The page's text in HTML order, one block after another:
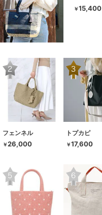
￥15,400
フェンネル
￥26,000
トプカピ
￥17,600